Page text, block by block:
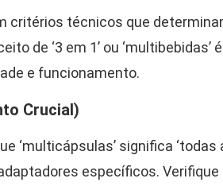
critérios técnicos que
de ‘3 em 1’ ou ‘multibebidas’
e funcionamento.
Crucial)
‘multicápsulas’ significa ‘todas
específicos. Verifique